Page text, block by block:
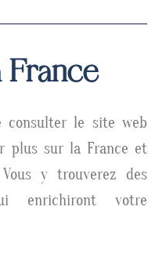
France
consulter le site web
plus sur la France et
Vous y trouverez des
enrichiront votre